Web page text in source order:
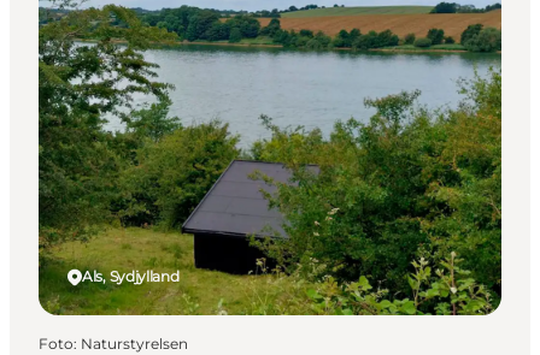
Als, Sydjylland
Foto: Naturstyrelsen